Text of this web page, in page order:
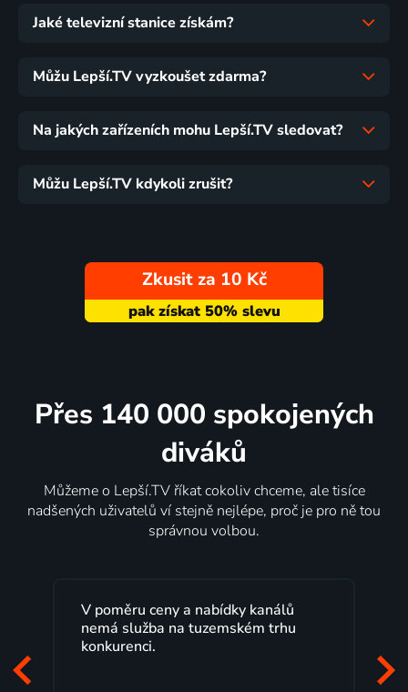
Jaké televizní stanice získám?
Můžu Lepší.TV vyzkoušet zdarma?
Na jakých zařízeních mohu Lepší.TV sledovat?
Můžu Lepší.TV kdykoli zrušit?
Zkusit za 10 Kč
Přes 140 000 spokojených
diváků
Můžeme o Lepší.TV říkat cokoliv chceme, ale tisíce
nadšených uživatelů ví stejně nejlépe, proč je pro ně tou
správnou volbou.
Lepší.TV sleduji už několik let s
maximální spokojeností. Velký výběr
programů a nemuset běžet k TV na
začátek programu, to je přesně to, co